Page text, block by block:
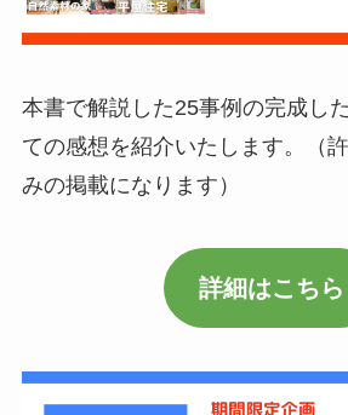
本書で解説した25事例の完成し
ての感想を紹介いたします。（
みの掲載になります）
詳細はこちら